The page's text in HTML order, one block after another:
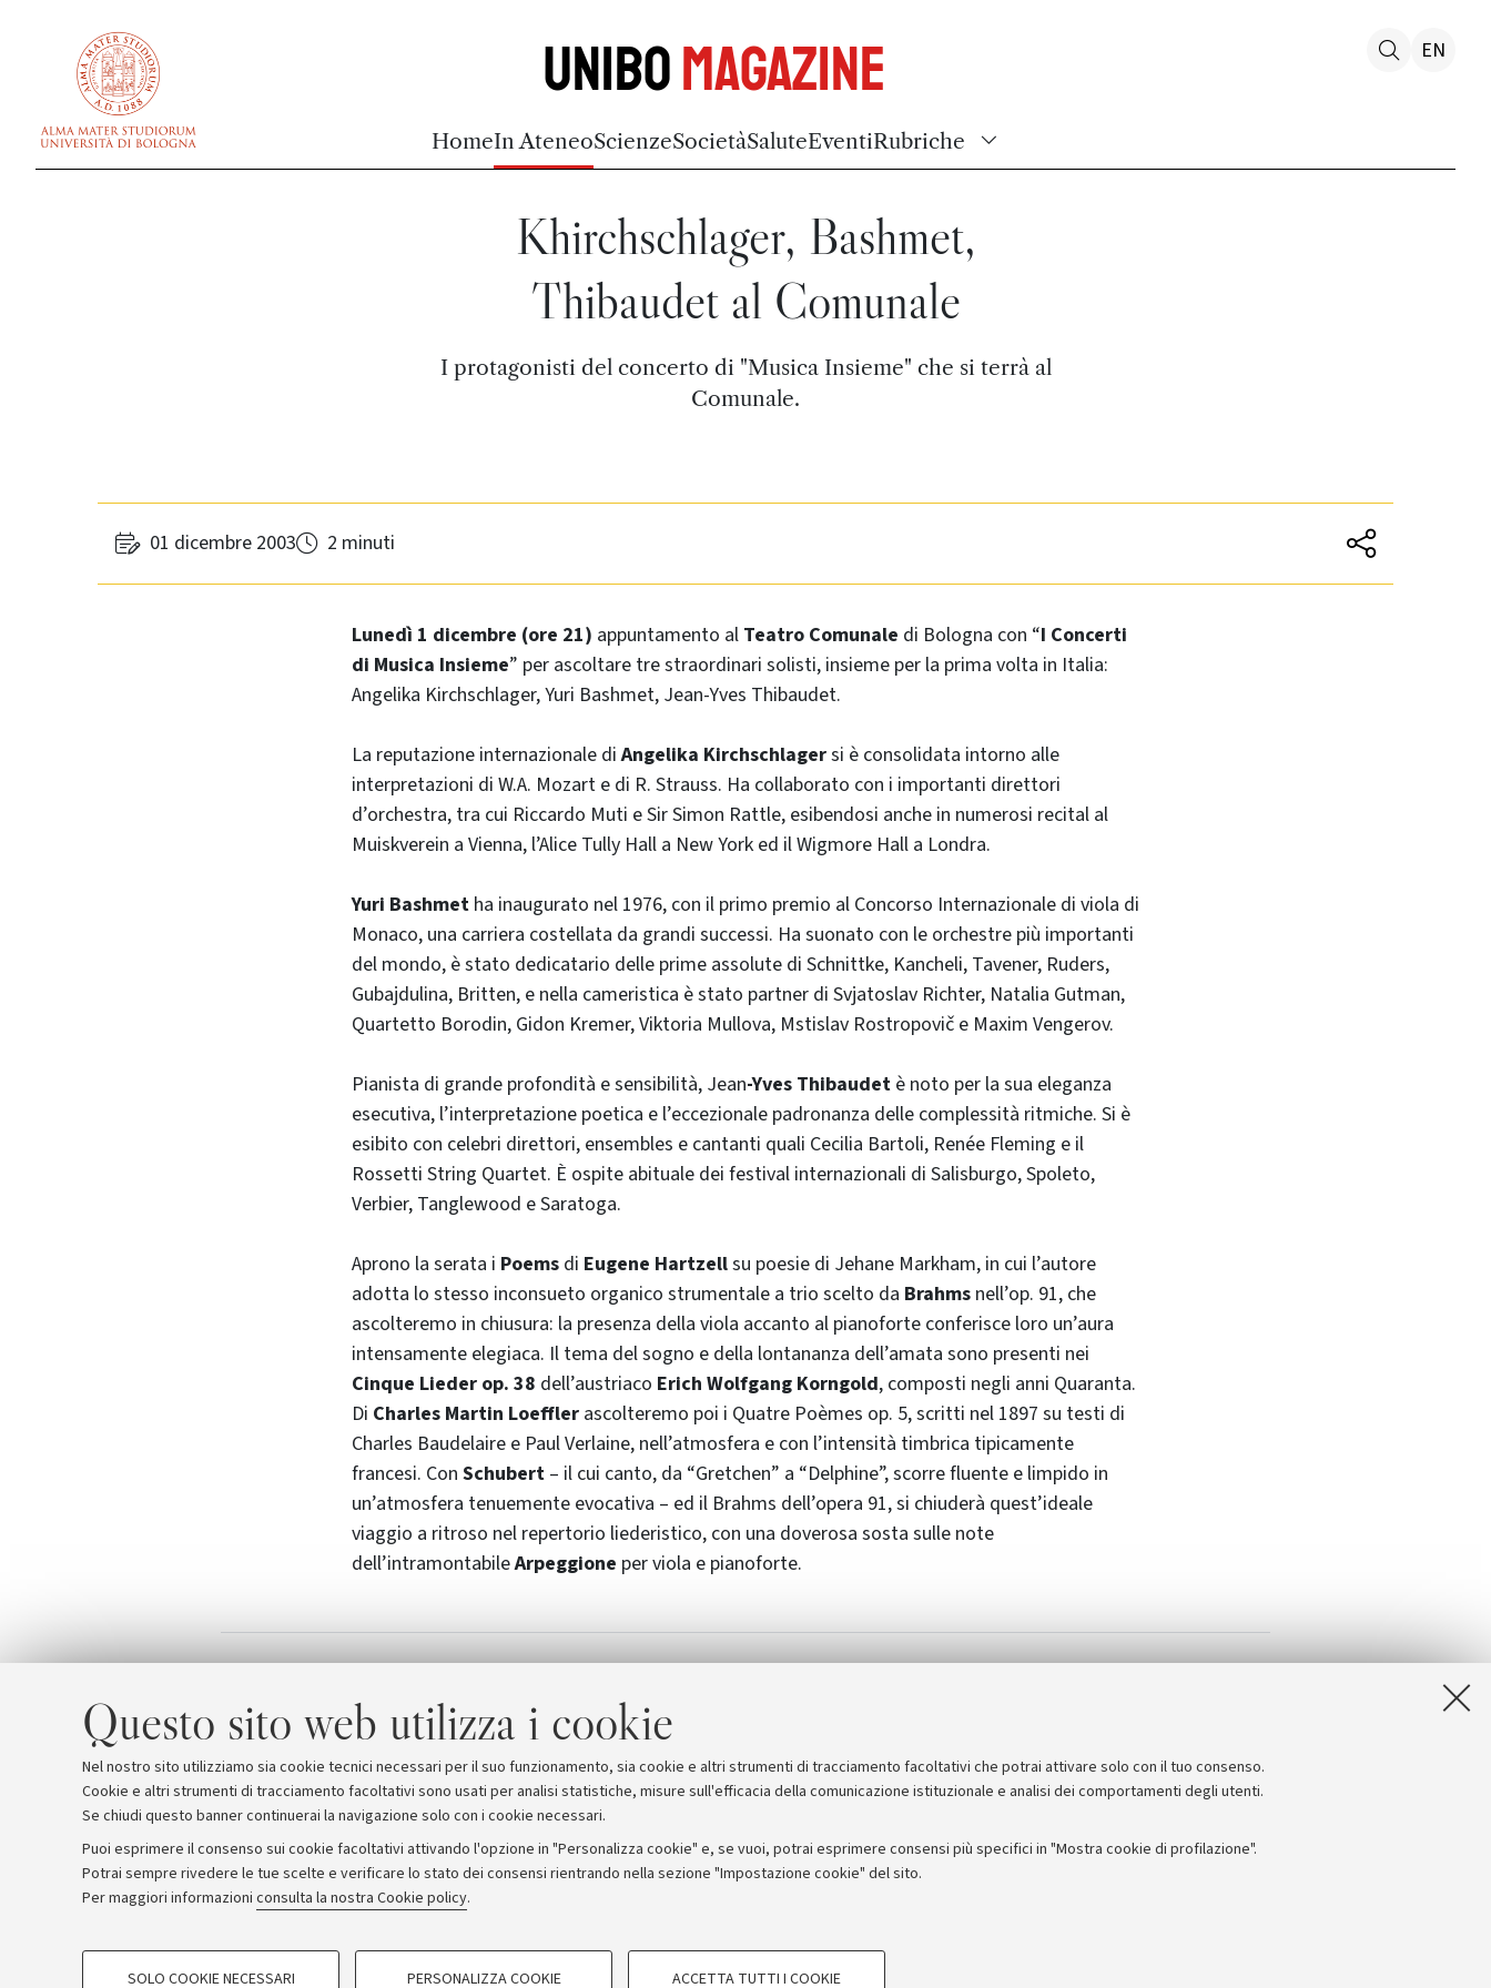
Questo sito web utilizza i cookie
Nel nostro sito utilizziamo sia cookie tecnici necessari per il suo funzionamento, sia cookie e altri strumenti di tracciamento facoltativi che potrai attivare solo con il tuo consenso.
Cookie e altri strumenti di tracciamento facoltativi sono usati per analisi statistiche, misure sull'efficacia della comunicazione istituzionale e analisi dei comportamenti degli utenti.
Se chiudi questo banner continuerai la navigazione solo con i cookie necessari.
Puoi esprimere il consenso sui cookie facoltativi attivando l'opzione in "Personalizza cookie" e, se vuoi, potrai esprimere consensi più specifici in "Mostra cookie di profilazione".
Potrai sempre rivedere le tue scelte e verificare lo stato dei consensi rientrando nella sezione "Impostazione cookie" del sito.
Per maggiori informazioni consulta la nostra Cookie policy.
COOKIE DI PROFILAZIONE - FACOLTATIVI COOKIE TECNICI - NECESSARI
SOLO COOKIE NECESSARI PERSONALIZZA COOKIE ACCETTA TUTTI I COOKIE
UniboMagazine
HomeIn AteneoScienzeSocietàSaluteEventiRubriche
EN
Khirchschlager, Bashmet,
Thibaudet al Comunale
I protagonisti del concerto di "Musica Insieme" che si terrà al
Comunale.
01 dicembre 2003 2 minuti
Lunedì 1 dicembre (ore 21) appuntamento al Teatro Comunale di Bologna con “I Concerti
di Musica Insieme” per ascoltare tre straordinari solisti, insieme per la prima volta in Italia:
Angelika Kirchschlager, Yuri Bashmet, Jean-Yves Thibaudet.
La reputazione internazionale diAngelika Kirchschlagersi è consolidata intorno alle
interpretazioni di W.A. Mozart e di R. Strauss. Ha collaborato con i importanti direttori
d’orchestra, tra cui Riccardo Muti e Sir Simon Rattle, esibendosi anche in numerosi recital al
Muiskverein a Vienna, l’Alice Tully Hall a New York ed il Wigmore Hall a Londra.
Yuri Bashmet ha inaugurato nel 1976, con il primo premio al Concorso Internazionale di viola di
Monaco, una carriera costellata da grandi successi. Ha suonato con le orchestre più importanti
del mondo, è stato dedicatario delle prime assolute di Schnittke, Kancheli, Tavener, Ruders,
Gubajdulina, Britten, e nella cameristica è stato partner di Svjatoslav Richter, Natalia Gutman,
Quartetto Borodin, Gidon Kremer, Viktoria Mullova, Mstislav Rostropovič e Maxim Vengerov.
Pianista di grande profondità e sensibilità, Jean-Yves Thibaudet è noto per la sua eleganza
esecutiva, l’interpretazione poetica e l’eccezionale padronanza delle complessità ritmiche. Si è
esibito con celebri direttori, ensembles e cantanti quali Cecilia Bartoli, Renée Fleming e il
Rossetti String Quartet. È ospite abituale dei festival internazionali di Salisburgo, Spoleto,
Verbier, Tanglewood e Saratoga.
Aprono la serata i Poems di Eugene Hartzellsu poesie di Jehane Markham, in cui l’autore
adotta lo stesso inconsueto organico strumentale a trio scelto da Brahms nell’op. 91, che
ascolteremo in chiusura: la presenza della viola accanto al pianoforte conferisce loro un’aura
intensamente elegiaca. Il tema del sogno e della lontananza dell’amata sono presenti nei
Cinque Lieder op. 38 dell’austriaco Erich Wolfgang Korngold, composti negli anni Quaranta.
Di Charles Martin Loeffler ascolteremo poi i Quatre Poèmes op. 5, scritti nel 1897 su testi di
Charles Baudelaire e Paul Verlaine, nell’atmosfera e con l’intensità timbrica tipicamente
francesi. Con Schubert – il cui canto, da “Gretchen” a “Delphine”, scorre fluente e limpido in
un’atmosfera tenuemente evocativa – ed il Brahms dell’opera 91, si chiuderà quest’ideale
viaggio a ritroso nel repertorio liederistico, con una doverosa sosta sulle note
dell’intramontabileArpeggione per viola e pianoforte.
Allegati
Archivio Comunicati stampa Redazione Rassegna stampa
© Copyright 2026 - ALMA MATER STUDIORUM - Università di Bologna - Via Zamboni, 33 - 40126 Bologna - PI: 01131710376 - CF: 80007010376